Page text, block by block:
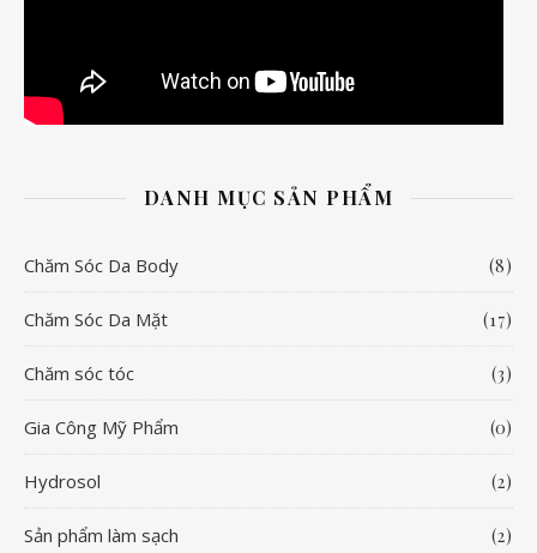
DANH MỤC SẢN PHẨM
Chăm Sóc Da Body (8)
Chăm Sóc Da Mặt (17)
Chăm sóc tóc (3)
Gia Công Mỹ Phẩm (0)
Hydrosol (2)
Sản phẩm làm sạch (2)